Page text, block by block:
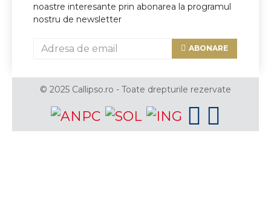
noastre interesante prin abonarea la programul
nostru de newsletter
ABONARE
© 2025 Callipso.ro - Toate drepturile rezervate